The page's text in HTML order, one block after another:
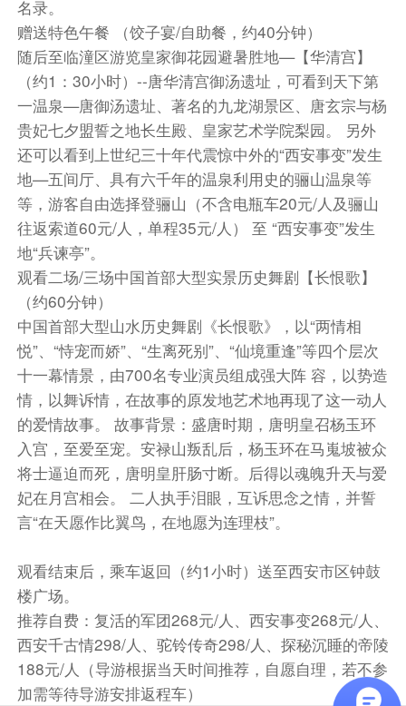
名录。
赠送特色午餐 （饺子宴/自助餐，约40分钟）
随后至临潼区游览皇家御花园避暑胜地—【华清宫】
（约1：30小时）--唐华清宫御汤遗址，可看到天下第
一温泉—唐御汤遗址、著名的九龙湖景区、唐玄宗与杨
贵妃七夕盟誓之地长生殿、皇家艺术学院梨园。 另外
还可以看到上世纪三十年代震惊中外的“西安事变”发生
地—五间厅、具有六千年的温泉利用史的骊山温泉等
等，游客自由选择登骊山（不含电瓶车20元/人及骊山
往返索道60元/人，单程35元/人） 至 “西安事变”发生
地“兵谏亭”。
观看二场/三场中国首部大型实景历史舞剧【长恨歌】
（约60分钟）
中国首部大型山水历史舞剧《长恨歌》，以“两情相
悦”、“恃宠而娇”、“生离死别”、“仙境重逢”等四个层次
十一幕情景，由700名专业演员组成强大阵 容，以势造
情，以舞诉情，在故事的原发地艺术地再现了这一动人
的爱情故事。 故事背景：盛唐时期，唐明皇召杨玉环
入宫，至爱至宠。安禄山叛乱后，杨玉环在马嵬坡被众
将士逼迫而死，唐明皇肝肠寸断。后得以魂魄升天与爱
妃在月宫相会。 二人执手泪眼，互诉思念之情，并誓
言“在天愿作比翼鸟，在地愿为连理枝”。
观看结束后，乘车返回（约1小时）送至西安市区钟鼓
楼广场。
推荐自费：复活的军团268元/人、西安事变268元/人、
西安千古情298/人、驼铃传奇298/人、探秘沉睡的帝陵
188元/人（导游根据当天时间推荐，自愿自理，若不参
加需等待导游安排返程车）